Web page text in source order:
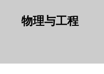
物理与工程